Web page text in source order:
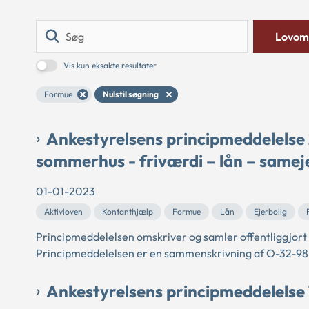
Vis kun eksakte resultater
Formue Nulstil søgning
Ankestyrelsens
sommerhus - friværdi – lån –
01-01-2023
Aktivloven Kontanthjælp Formue Lån Ejerbolig
Principmeddelelsen omskriver og samler
Principmeddelelsen er en sammenskrivning af O-32-
Ankestyrelsens